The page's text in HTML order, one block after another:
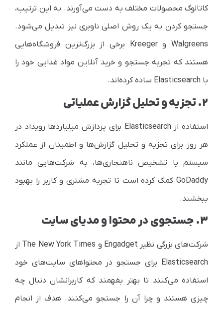
کاتالوگ محصولات مختلف به دست می‌آورند. به این ترتیب،
جستجو کردن به یک روش اصلی ناوبری نیز تبدیل می‌شود.
WalgreensوKreeger برخی از بزرگ‌ترین فروشگاه‌هایی
هستند که تجربه جستجو و خرید آنلاین مواد غذایی خود را
با Elasticsearch ساده کرده‌اند.
۲. تجزیه و تحلیل گزارش عملیاتی
استفاده ازElasticsearch برای پردازش میلیاردها رویداد در
هر روز برای تجزیه و تحلیل گزارش‌ها و اطمینان از عملکرد
سیستم یا تشخیص ناهنجاری‌ها، به شرکت‌هایی مانند
GoDaddy کمک کرده است تا تجربه مشتری و کاربر را بهبود
ببخشند.
۳. جستجوی در محتوا و مدیای سایت
شرکت‌های بزرگی نظیر Engadget و The New York Times از
Elasticsearch برای جستجو در محتواهای سایت‌های خود
استفاده می‌کنند تا بهتر بفهمند که کاربرانشان دنبال چه
چیزی هستند و چرا آن را جستجو می‌کنند. هدف از انجام